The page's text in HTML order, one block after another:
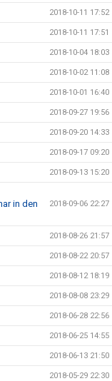
2018-10-11 17:52
2018-10-11 17:51
2018-10-04 18:03
2018-10-02 11:08
2018-10-01 16:40
2018-09-27 19:56
2018-09-20 14:33
2018-09-17 09:20
2018-09-13 15:20
in den
2018-09-06 22:27
2018-08-26 21:57
2018-08-22 20:57
2018-08-12 18:19
2018-08-08 23:29
2018-06-28 22:56
2018-06-25 14:55
2018-06-13 21:50
2018-05-29 22:30